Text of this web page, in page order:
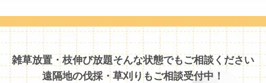
雑草放置・枝伸び放題そんな状態でもご相談ください
遠隔地の伐採・草刈りもご相談受付中！